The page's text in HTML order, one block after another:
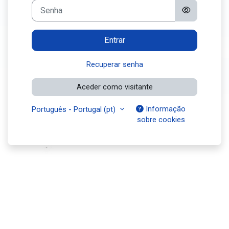
Senha
Entrar
Recuperar senha
Aceder como visitante
Português - Portugal ‎(pt)‎
Informação
sobre cookies